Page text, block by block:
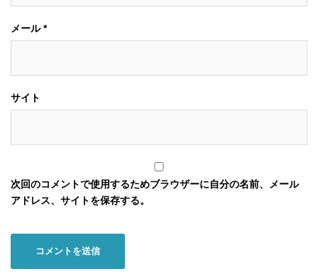
メール*
サイト
次回のコメントで使用するためブラウザーに自分の名前、メール
アドレス、サイトを保存する。